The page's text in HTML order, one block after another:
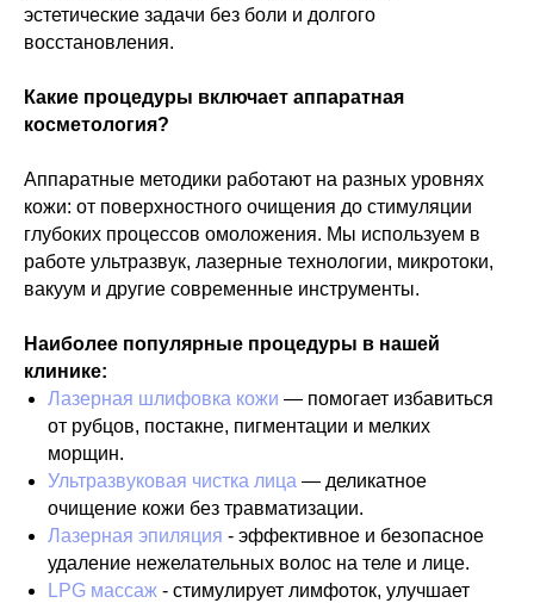
эстетические задачи без боли и долгого
восстановления.
Какие процедуры включает аппаратная
косметология?
Аппаратные методики работают на разных уровнях
кожи: от поверхностного очищения до стимуляции
глубоких процессов омоложения. Мы используем в
работе ультразвук, лазерные технологии, микротоки,
вакуум и другие современные инструменты.
Наиболее популярные процедуры в нашей
клинике:
Лазерная шлифовка кожи — помогает избавиться
от рубцов, постакне, пигментации и мелких
морщин.
Ультразвуковая чистка лица — деликатное
очищение кожи без травматизации.
Лазерная эпиляция - эффективное и безопасное
удаление нежелательных волос на теле и лице.
LPG массаж - стимулирует лимфоток, улучшает